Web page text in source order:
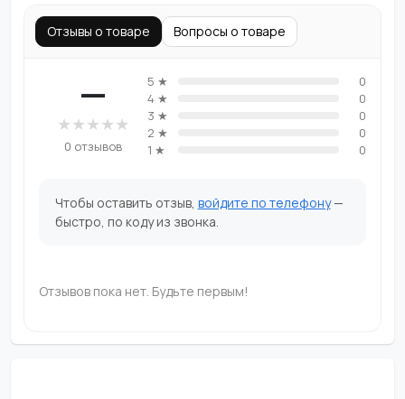
Отзывы о товаре Вопросы о товаре
—
★★★★★
0 отзывов
5 ★
0
4 ★
0
3 ★
0
2 ★
0
1 ★
0
Чтобы оставить отзыв, войдите по телефону—
быстро, по коду из звонка.
Отзывов пока нет. Будьте первым!